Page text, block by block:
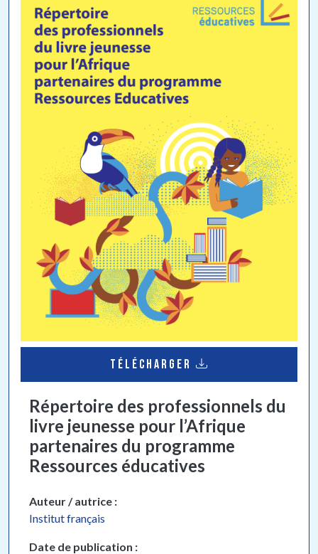
TÉLÉCHARGER
Répertoire des professionnels du
livre jeunesse pour l’Afrique
partenaires du programme
Ressources éducatives
Auteur / autrice
Institut français
Date de publication